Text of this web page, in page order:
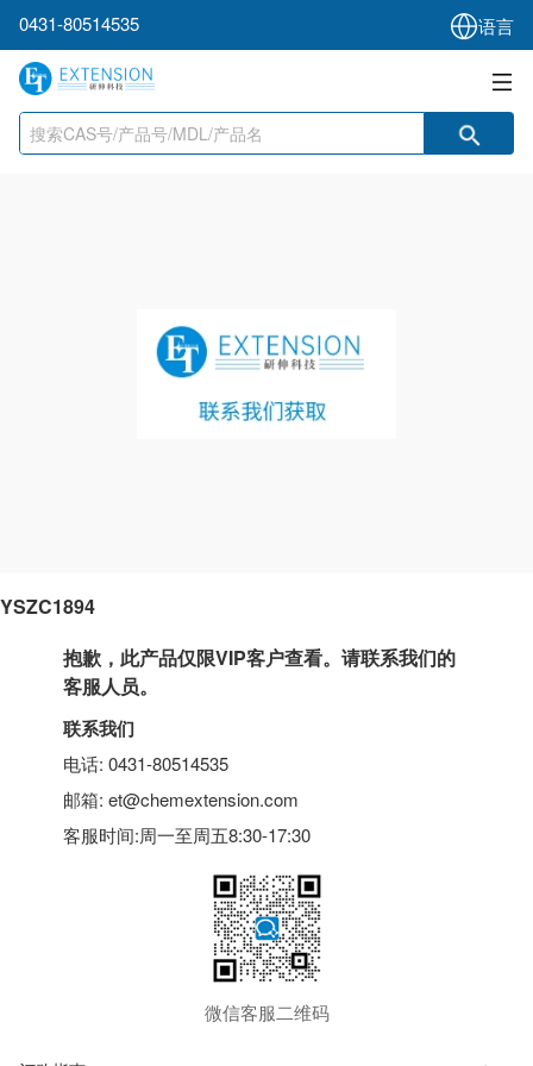
0431-80514535 语言
YSZC1894
抱歉，此产品仅限VIP客户查看。请联系我们的
客服人员。
联系我们
电话: 0431-80514535
邮箱: et@chemextension.com
客服时间:周一至周五8:30-17:30
微信客服二维码